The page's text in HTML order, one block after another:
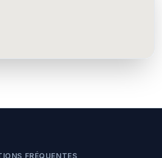
FRÉQUENTES